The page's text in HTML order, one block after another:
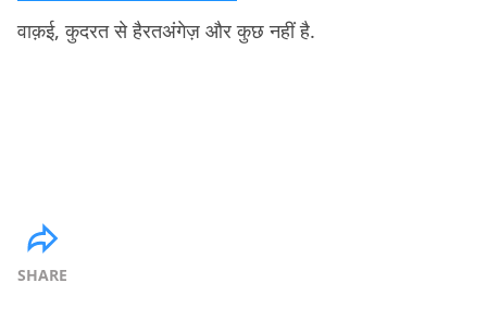
वाक़ई, कुदरत से हैरतअंगेज़ और कुछ नहीं है.
SHARE